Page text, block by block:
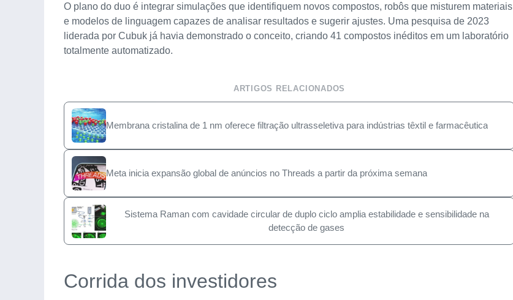
O plano do duo é integrar simulações que identifiquem novos compostos, robôs que misturem materiais
e modelos de linguagem capazes de analisar resultados e sugerir ajustes. Uma pesquisa de 2023
liderada por Cubuk já havia demonstrado o conceito, criando 41 compostos inéditos em um laboratório
totalmente automatizado.
ARTIGOS RELACIONADOS
Membrana cristalina de 1 nm oferece filtração ultrasseletiva para indústrias têxtil e farmacêutica
Meta inicia expansão global de anúncios no Threads a partir da próxima semana
Sistema Raman com cavidade circular de duplo ciclo amplia estabilidade e sensibilidade na
detecção de gases
Corrida dos investidores